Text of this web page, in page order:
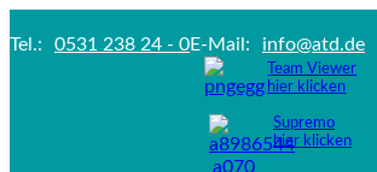
Tel.: 0531 238 24 - 0E-Mail: info@atd.de
Team Viewer
hier klicken
Supremo
hier klicken